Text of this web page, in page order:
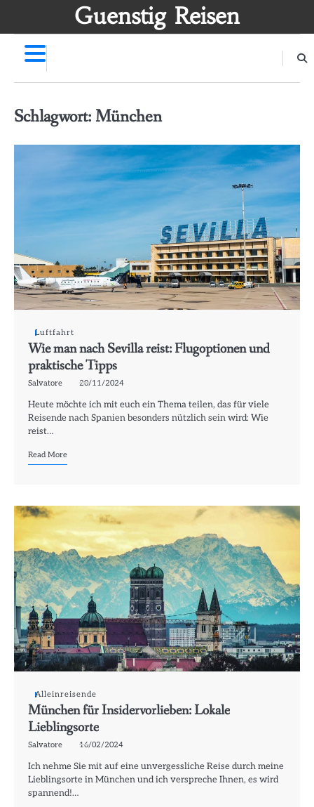
Guenstig Reisen
Schlagwort: München
Luftfahrt
Wie man nach Sevilla reist: Flugoptionen und
praktische Tipps
Salvatore 20/11/2024
Heute möchte ich mit euch ein Thema teilen, das für viele
Reisende nach Spanien besonders nützlich sein wird: Wie
reist…
Read More
Alleinreisende
München für Insidervorlieben: Lokale
Lieblingsorte
Salvatore 16/02/2024
Ich nehme Sie mit auf eine unvergessliche Reise durch meine
Lieblingsorte in München und ich verspreche Ihnen, es wird
spannend!…